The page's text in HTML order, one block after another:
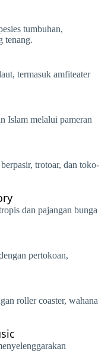
tumbuhan,
tenang.
termasuk amfiteater
Islam melalui pameran
trotoar, dan toko-
dan pajangan bunga
pertokoan,
roller coaster, wahana